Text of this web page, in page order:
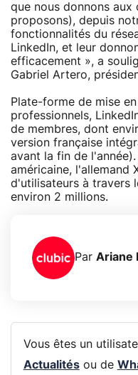
que nous donnons aux
proposons), depuis
fonctionnalités du
LinkedIn, et leur
efficacement », a
Gabriel Artero,
Plate-forme de mise
professionnels,
de membres, dont
version française
avant la fin de
américaine, l'allemand
d'utilisateurs à travers
environ 2 millions.
Par Ariane
Vous êtes un
Actualitésou de